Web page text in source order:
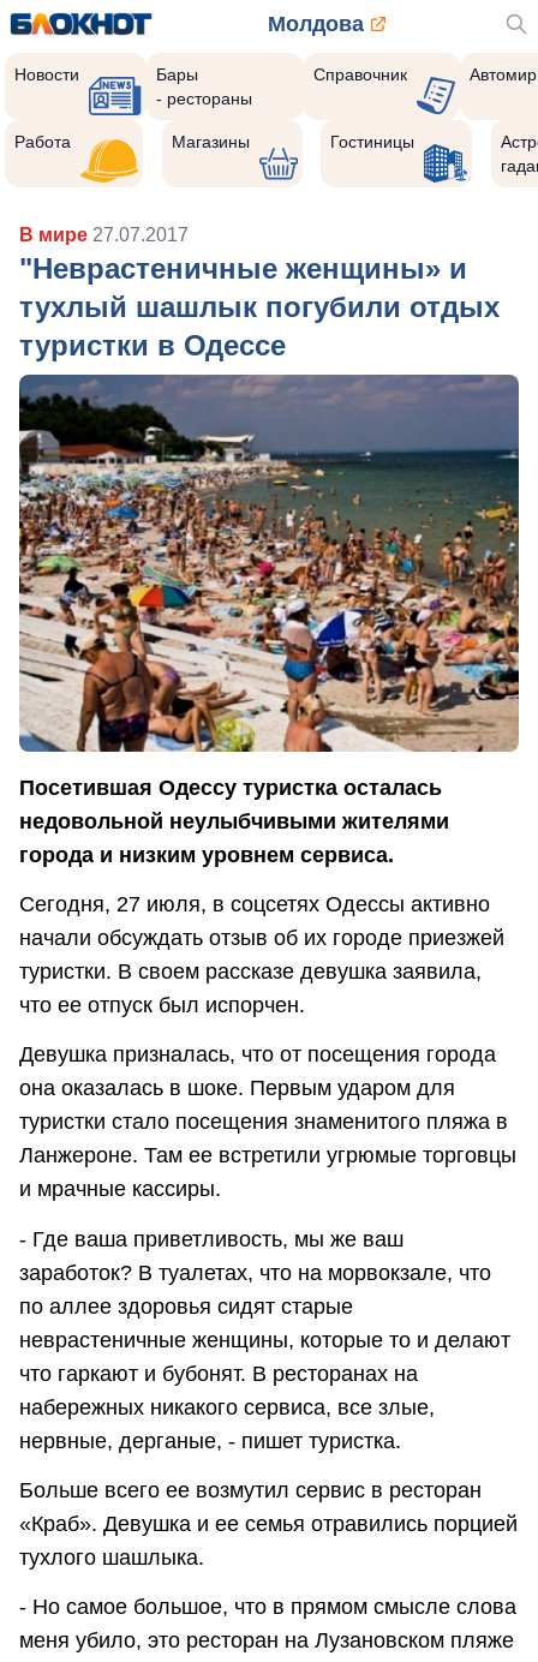
Молдова
Новости
Бары
- рестораны
Справочник Автомир
Работа Магазины Гостиницы
В мире 27.07.2017
"Неврастеничные женщины» и
тухлый шашлык погубили отдых
туристки в Одессе
Посетившая Одессу туристка осталась
недовольной неулыбчивыми жителями
города и низким уровнем сервиса.
Сегодня, 27 июля, в соцсетях Одессы активно
начали обсуждать отзыв об их городе приезжей
туристки. В своем рассказе девушка заявила,
что ее отпуск был испорчен.
Девушка призналась, что от посещения города
она оказалась в шоке. Первым ударом для
туристки стало посещения знаменитого пляжа в
Ланжероне. Там ее встретили угрюмые торговцы
и мрачные кассиры.
- Где ваша приветливость, мы же ваш
заработок? В туалетах, что на морвокзале, что
по аллее здоровья сидят старые
неврастеничные женщины, которые то и делают
что гаркают и бубонят. В ресторанах на
набережных никакого сервиса, все злые,
нервные, дерганые, - пишет туристка.
Больше всего ее возмутил сервис в ресторан
«Краб». Девушка и ее семья отравились порцией
тухлого шашлыка.
- Но самое большое, что в прямом смысле слова
меня убило, это ресторан на Лузановском пляже